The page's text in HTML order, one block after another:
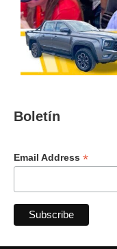
Boletín
Email Address *